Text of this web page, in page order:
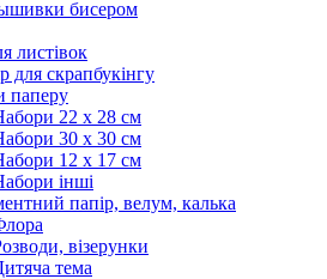
бисером
листівок
для скрапбукінгу
паперу
22 х 28 см
30 х 30 см
12 х 17 см
інші
папір, велум, калька
візерунки
тема